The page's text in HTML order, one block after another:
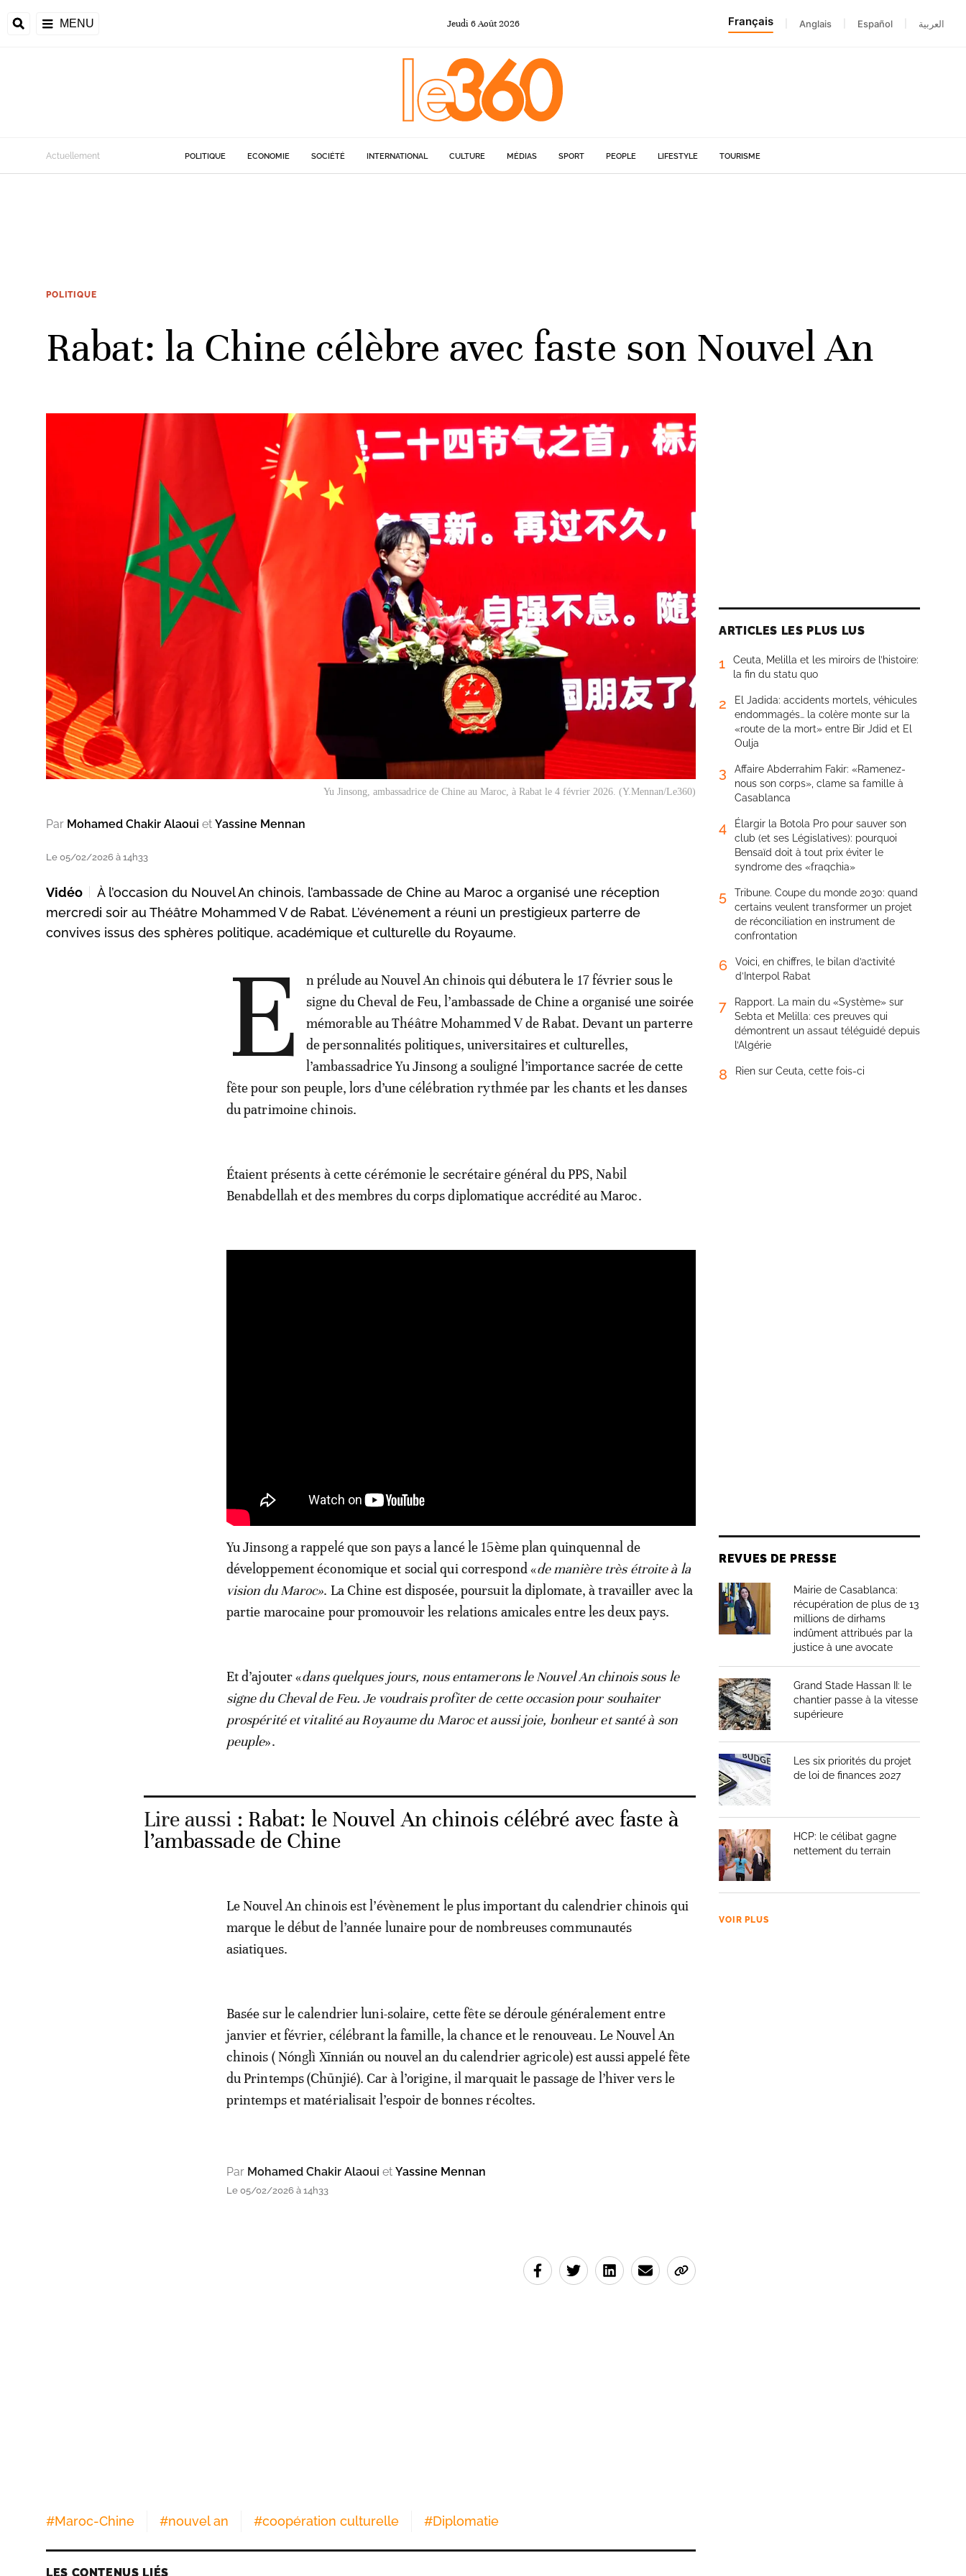
MENU Jeudi 6Août 2026 Français Anglais Español العربية
Actuellement POLITIQUE ECONOMIE SOCIÉTÉ INTERNATIONAL CULTURE MÉDIAS SPORT PEOPLE LIFESTYLE TOURISME
POLITIQUE
Rabat: la Chine célèbre avec faste son Nouvel An
Yu Jinsong, ambassadrice de Chine au Maroc, à Rabat le 4 février 2026. (Y.Mennan/Le360)
Par Mohamed Chakir Alaoui et Yassine Mennan
Le 05/02/2026 à 14h33
Vidéo
À l’occasion du Nouvel An chinois, l’ambassade de Chine au Maroc a organisé une réception
mercredi soir au Théâtre Mohammed V de Rabat. L’événement a réuni un prestigieux parterre de
convives issus des sphères politique, académique et culturelle du Royaume.
E
n prélude au Nouvel An chinois qui débutera le 17 février sous le
signe du Cheval de Feu, l’ambassade de Chine a organisé une soirée
mémorable au Théâtre Mohammed V de Rabat. Devant un parterre
de personnalités politiques, universitaires et culturelles,
l’ambassadrice Yu Jinsong a souligné l’importance sacrée de cette
fête pour son peuple, lors d’une célébration rythmée par les chants et les danses
du patrimoine chinois.
Étaient présents à cette cérémonie le secrétaire général du PPS, Nabil
Benabdellah et des membres du corps diplomatique accrédité au Maroc.
Yu Jinsong a rappelé que son pays a lancé le 15ème plan quinquennal de
développement économique et social qui correspond «de manière très étroite à la
vision du Maroc». La Chine est disposée, poursuit la diplomate, à travailler avec la
partie marocaine pour promouvoir les relations amicales entre les deux pays.
Et d’ajouter «dans quelques jours, nous entamerons le Nouvel An chinois sous le
signe du Cheval de Feu. Je voudrais profiter de cette occasion pour souhaiter
prospérité et vitalité au Royaume du Maroc et aussi joie, bonheur et santé à son
peuple».
Lire aussi : Rabat: le Nouvel An chinois célébré avec faste à
l’ambassade de Chine
Le Nouvel An chinois est l’évènement le plus important du calendrier chinois qui
marque le début de l’année lunaire pour de nombreuses communautés
asiatiques.
Basée sur le calendrier luni-solaire, cette fête se déroule généralement entre
janvier et février, célébrant la famille, la chance et le renouveau. Le Nouvel An
chinois ( Nónglì Xīnnián ou nouvel an du calendrier agricole) est aussi appelé fête
du Printemps (Chūnjié). Car à l’origine, il marquait le passage de l’hiver vers le
printemps et matérialisait l’espoir de bonnes récoltes.
Par Mohamed Chakir Alaoui et Yassine Mennan
Le 05/02/2026 à 14h33
#Maroc-Chine #nouvel an #coopération culturelle #Diplomatie
LES CONTENUS LIÉS
ARTICLES LES PLUS LUS
1
Ceuta, Melilla et les miroirs de l’histoire:
la fin du statu quo
2
El Jadida: accidents mortels, véhicules
endommagés… la colère monte sur la
«route de la mort» entre Bir Jdid et El
Oulja
3
Affaire Abderrahim Fakir: «Ramenez-
nous son corps», clame sa famille à
Casablanca
4
Élargir la Botola Pro pour sauver son
club (et ses Législatives): pourquoi
Bensaïd doit à tout prix éviter le
syndrome des «fraqchia»
5
Tribune. Coupe du monde 2030: quand
certains veulent transformer un projet
de réconciliation en instrument de
confrontation
6
Voici, en chiffres, le bilan d’activité
d’Interpol Rabat
7
Rapport. La main du «Système» sur
Sebta et Melilla: ces preuves qui
démontrent un assaut téléguidé depuis
l’Algérie
8 Rien sur Ceuta, cette fois-ci
REVUES DE PRESSE
Mairie de Casablanca:
récupération de plus de 13
millions de dirhams
indûment attribués par la
justice à une avocate
Grand Stade Hassan II: le
chantier passe à la vitesse
supérieure
Les six priorités du projet
de loi de finances 2027
HCP: le célibat gagne
nettement du terrain
VOIR PLUS